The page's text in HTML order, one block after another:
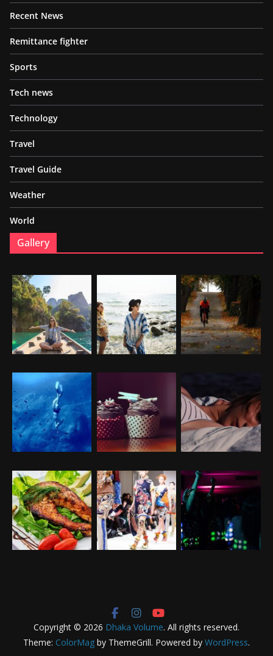
Recent News
Remittance fighter
Sports
Tech news
Technology
Travel
Travel Guide
Weather
World
Gallery
Copyright © 2026 Dhaka Volume. All rights reserved.
Theme: ColorMag by ThemeGrill. Powered by WordPress.